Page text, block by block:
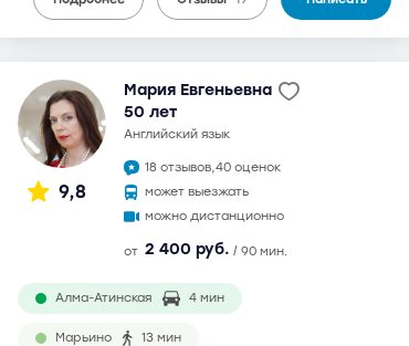
9,8
Мария Евгеньевна
50 лет
английский язык
18 отзывов,40 оценок
может выезжать
можно дистанционно
от 2 400 руб. / 90 мин.
Алма-Атинская 4 мин
Марьино 13 мин